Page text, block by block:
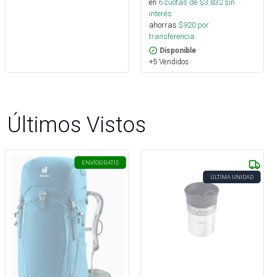
en 6cuotas de $3.832sin
interés
ahorras $920 por
transferencia.
Disponible
+5 Vendidos
Últimos Vistos
ENVÍOGRATIS
ÚLTIMA UNIDAD